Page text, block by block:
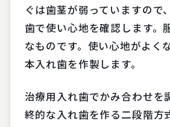
ぐは歯茎が弱っていますので
歯で使い心地を確認します。
なものです。使い心地がよく
本入れ歯を作製します。
治療用入れ歯でかみ合わせを
終的な入れ歯を作る二段階方